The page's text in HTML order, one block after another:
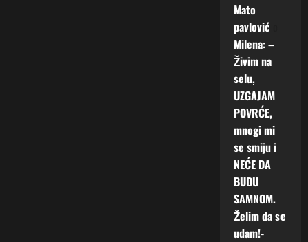
Mato
pavlović
Milena: –
Živim na
selu,
UZGAJAM
POVRĆE,
mnogi mi
se smiju i
NEĆE DA
BUDU
SAMNOM.
Želim da se
udam!-